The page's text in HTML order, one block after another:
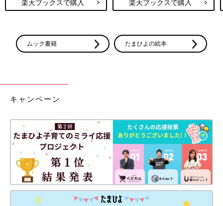
楽天ブックスで購入 楽天ブックスで購入
ムック書籍 たまひよの絵本
キャンペーン